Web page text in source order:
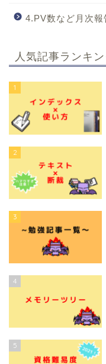
4.PV数など月次報
人気記事ランキ
1
2
3
4
5